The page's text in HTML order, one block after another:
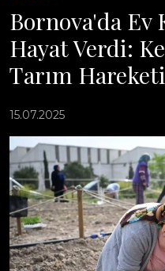
Bornova'da Ev
Hayat Verdi:
Tarım Hareketi
15.07.2025